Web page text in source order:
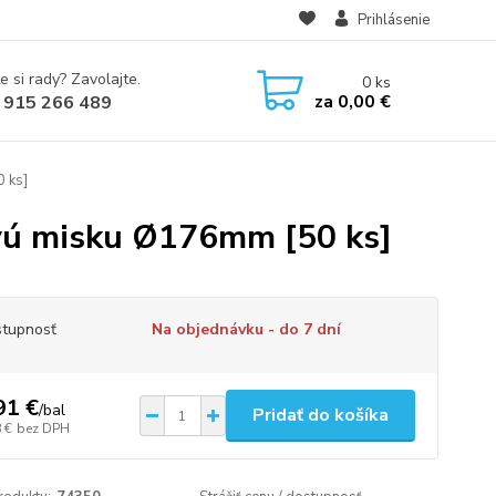
Prihlásenie
si rady? Zavolajte.
266 489
0ks
za 0,00 €
ks]
misku Ø176mm [50 ks]
Na objednávku - do 7 dní
€/bal
€ bez DPH
Pridať do košíka